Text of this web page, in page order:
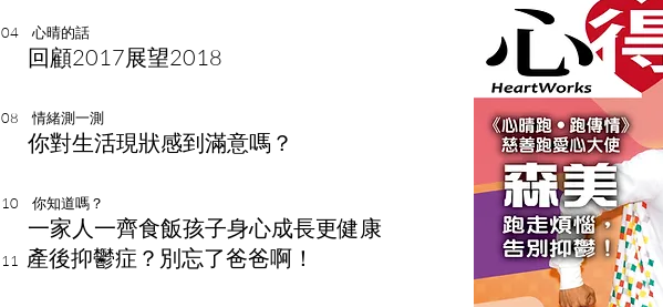
04 心晴的話
回顧2017展望2018
08 情緒測一測
你對生活現狀感到滿意嗎？
10 你知道嗎？
一家人一齊食飯孩子身心成長更健康
11 產後抑鬱症？別忘了爸爸啊！